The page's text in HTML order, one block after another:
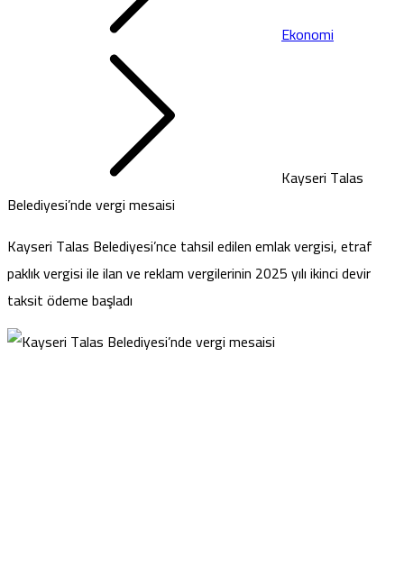
Ekonomi
Kayseri Talas
Belediyesi’nde vergi mesaisi
Kayseri Talas Belediyesi’nce tahsil edilen emlak vergisi, etraf
paklık vergisi ile ilan ve reklam vergilerinin 2025 yılı ikinci devir
taksit ödeme başladı